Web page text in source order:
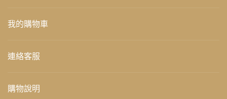
我的購物車
連絡客服
購物說明